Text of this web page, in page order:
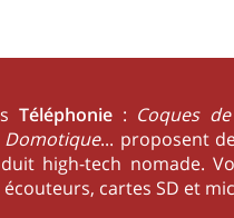
Téléphonie : Coques
Domotique... proposent
high-tech nomade.
cartes SD et